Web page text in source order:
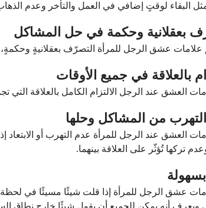
مثل البقاء لوقتٍ إضافي في العمل والتأخر وعدم
بعقلانية وحكمة في حل المشاكل
عشق الرجل للمرأة التصرّف بعقلانيةٍ وحكمةٍ،
بالعلاقة في جميع الأوقات
العشق عند الرجل الالتزام الكامل بالعلاقة التي
من المشاكل وحلها
العشق عند الرجل للمرأة عدم التهرب أو الابتعاد
تركها تُؤثّر على العلاقة بينهما.
عشق الرجل للمرأة إذا قلت شيئًا مسيئًا في لحظة
ويعرف أنه يمكن للجميع أن يقول شيئًا خارج نطاق